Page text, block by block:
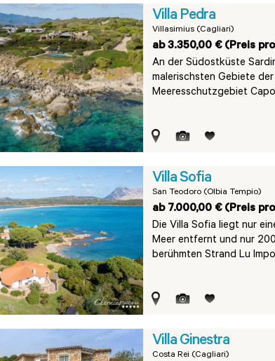
Villa Pedra
Villasimius (Cagliari)
ab 3.350,00 € (Preis
An der Südostküste
malerischsten Gebiete der
Meeresschutzgebiet
Villa Sofia
San Teodoro (Olbia Tempio)
ab 7.000,00 € (Preis
Die Villa Sofia liegt nur
Meer entfernt und nur
berühmten Strand Lu
Villa Ginestra
Costa Rei (Cagliari)